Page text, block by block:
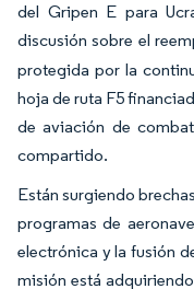
del Gripen E para
discusión sobre el
protegida por la
hoja de ruta F5
de aviación de
compartido.
Están surgiendo
programas de
electrónica y la fusión
misión está